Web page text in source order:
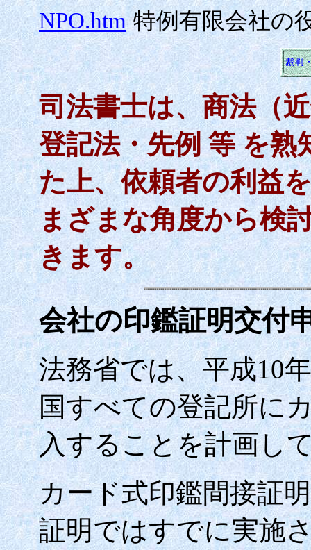
NPO.htm 特例有限会社の
司法書士は、商法（
登記法・先例 等 を
た上、依頼者の利益
まざまな角度から検
きます。
会社の印鑑証明交付
法務省では、平成10
国すべての登記所に
入することを計画し
カード式印鑑間接証
証明ではすでに実施